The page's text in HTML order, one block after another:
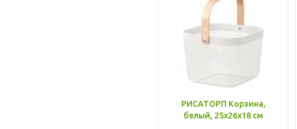
РИСАТОРП Корзина,
белый, 25x26x18 см